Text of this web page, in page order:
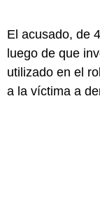
El acusado, de
luego de que
utilizado en el
a la víctima a